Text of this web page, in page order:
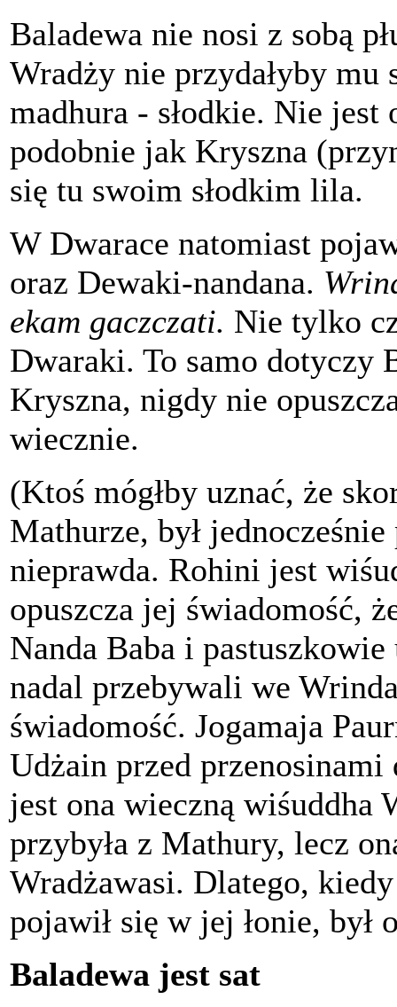
Baladewa nie nosi z sobą
Wradży nie przydałyby
madhura - słodkie. Nie
podobnie jak Kryszna
się tu swoim słodkim lila.
W Dwarace natomiast
oraz Dewaki-nandana.
ekam gaczczati. Nie tylko
Dwaraki. To samo dotyczy
Kryszna, nigdy nie
wiecznie.
(Ktoś mógłby uznać, że
Mathurze, był
nieprawda. Rohini jest
opuszcza jej świadomość,
Nanda Baba i
nadal przebywali we
świadomość. Jogamaja
Udżain przed
jest ona wieczną wiśuddha
przybyła z Mathury, lecz
Wradżawasi. Dlatego,
pojawił się w jej łonie, był
Baladewa jest sat